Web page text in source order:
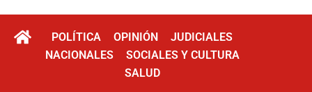
POLÍTICA OPINIÓN
JUDICIALES
NACIONALES
SOCIALES Y CULTURA
SALUD